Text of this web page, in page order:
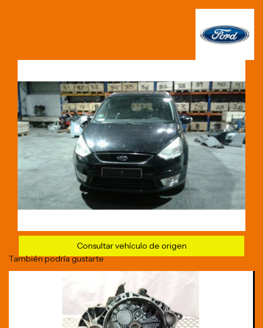
Consultar vehículo de origen
También podría gustarte